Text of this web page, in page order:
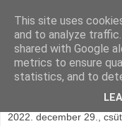
blogjava
2022. december 29.,
This site uses
and to analyze
shared with Google
metrics to ensure
statistics, and to